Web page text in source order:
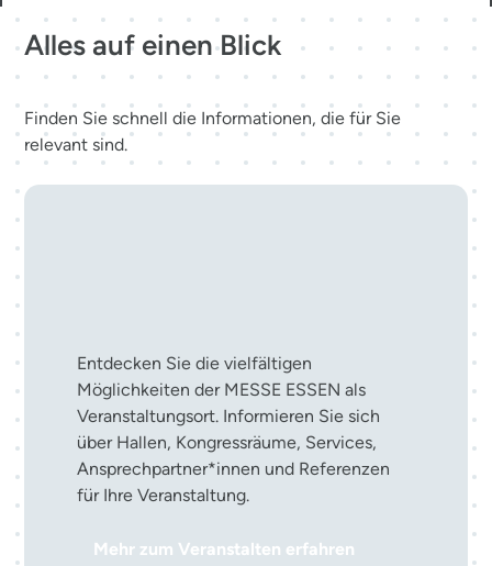
Alles auf einen Blick
Finden Sie schnell die Informationen, die für Sie
relevant sind.
Entdecken Sie die vielfältigen
Möglichkeiten der MESSE ESSEN als
Veranstaltungsort. Informieren Sie sich
über Hallen, Kongressräume, Services,
Ansprechpartner*innen und Referenzen
für Ihre Veranstaltung.
Mehr zum Veranstalten erfahren